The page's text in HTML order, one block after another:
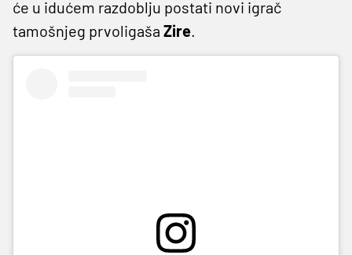
će u idućem razdoblju postati novi igrač
tamošnjeg prvoligaša Zire.